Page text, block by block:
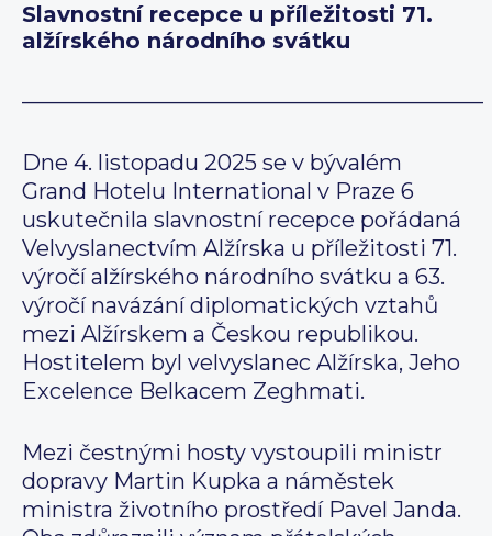
Slavnostní recepce u příležitosti 71.
alžírského národního svátku
—————————————————————
Dne 4. listopadu 2025 se v bývalém
Grand Hotelu International v Praze 6
uskutečnila slavnostní recepce pořádaná
Velvyslanectvím Alžírska u příležitosti 71.
výročí alžírského národního svátku a 63.
výročí navázání diplomatických vztahů
mezi Alžírskem a Českou republikou.
Hostitelem byl velvyslanec Alžírska, Jeho
Excelence Belkacem Zeghmati.
Mezi čestnými hosty vystoupili ministr
dopravy Martin Kupka a náměstek
ministra životního prostředí Pavel Janda.